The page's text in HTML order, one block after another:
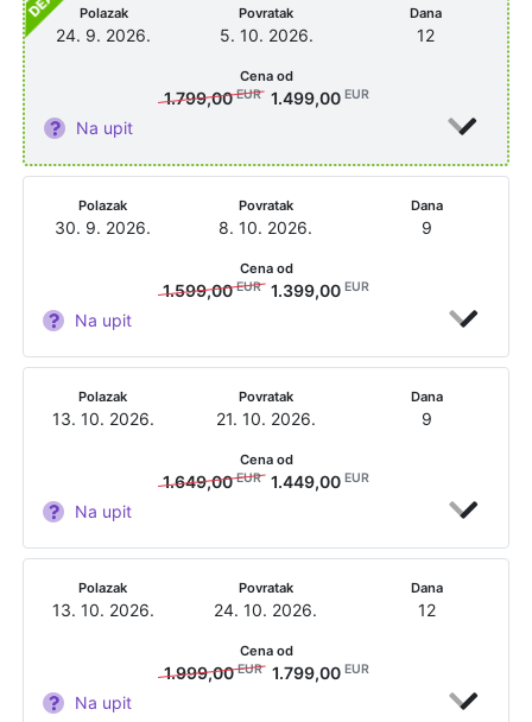
Polazak
24. 9. 2026.
Povratak
5. 10. 2026.
Dana
12
Na upit
Cena od
1.799,00EUR 1.499,00 EUR
Polazak
30. 9. 2026.
Povratak
8. 10. 2026.
Dana
9
Na upit
Cena od
1.599,00EUR 1.399,00 EUR
Polazak
13. 10. 2026.
Povratak
21. 10. 2026.
Dana
9
Na upit
Cena od
1.649,00EUR 1.449,00 EUR
Polazak
13. 10. 2026.
Povratak
24. 10. 2026.
Dana
12
Na upit
Cena od
1.999,00EUR 1.799,00 EUR